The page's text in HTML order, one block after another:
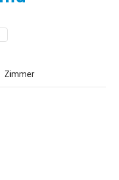
Zimmer